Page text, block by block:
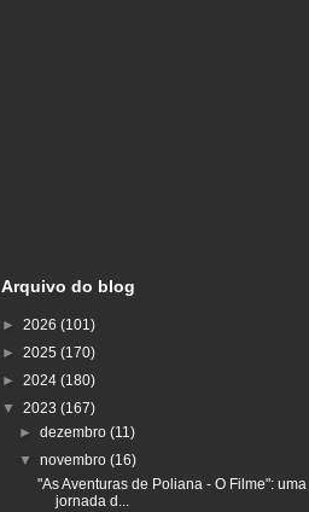
Arquivo do blog
► 2026 (101)
► 2025 (170)
► 2024 (180)
▼ 2023 (167)
►dezembro(11)
▼novembro(16)
"As Aventuras de Poliana - O Filme": uma
jornada d...